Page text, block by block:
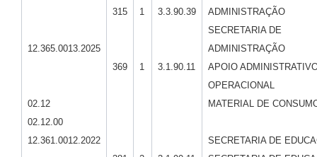
12.365.0013.2025
02.12
02.12.00
12.361.0012.2022
315
369
1
1
3.3.90.39
3.1.90.11
ADMINISTRAÇÃO
SECRETARIA DE
ADMINISTRAÇÃO
APOIO
OPERACIONAL
MATERIAL DE
SECRETARIA DE